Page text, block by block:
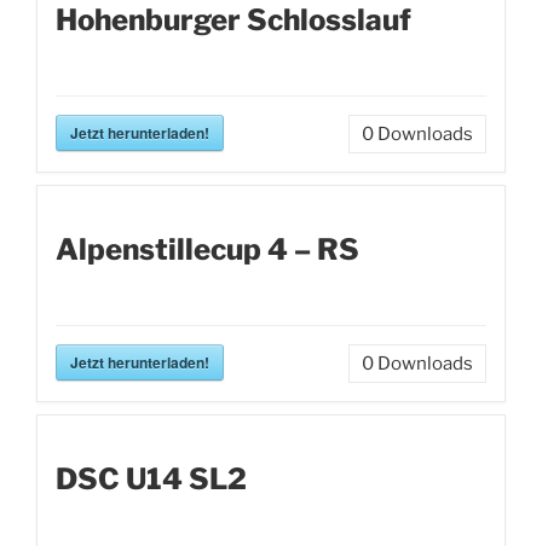
Hohenburger Schlosslauf
Jetzt herunterladen! 0 Downloads
Alpenstillecup 4 – RS
Jetzt herunterladen! 0 Downloads
DSC U14 SL2